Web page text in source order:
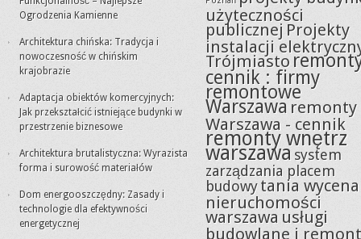
Ogrodzenia Kamienne
Architektura chińska: Tradycja i
nowoczesność w chińskim
krajobrazie
Adaptacja obiektów komercyjnych:
Jak przekształcić istniejące budynki w
przestrzenie biznesowe
Architektura brutalistyczna: Wyrazista
forma i surowość materiałów
Dom energooszczędny: Zasady i
technologie dla efektywności
energetycznej
użyteczności
publicznej Projekty
instalacji
Trójmiasto
cennik : firmy
remontowe
Warszawa remonty
Warszawa - cennik
remonty wnętrz
warszawasystem
zarządzania placem
budowytania wycena
nieruchomości
warszawa usługi
budowlane i